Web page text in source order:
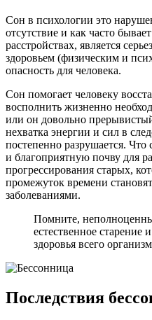
Сон в психологии это
отсутствие и как часто
расстройствах, является
здоровьем (физическим и
опасность для человека.
Сон помогает человеку
восполнить жизненно
или он довольно
нехватка энергии и сил в
постепенно разрушается. Что
и благоприятную почву для
прогрессирования старых,
промежуток времени
заболеваниями.
Помните,
естественное
здоровья всего
Последствия